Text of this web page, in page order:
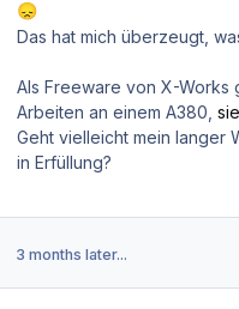
😞
Das hat mich überzeugt,
Als Freeware von X-
Arbeiten an einem A380,
Geht vielleicht mein langer
in Erfüllung?
3 months later...